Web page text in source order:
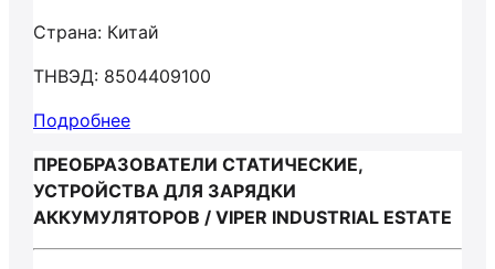
Страна: Китай
ТНВЭД: 8504409100
Подробнее
ПРЕОБРАЗОВАТЕЛИ СТАТИЧЕСКИЕ,
УСТРОЙСТВА ДЛЯ ЗАРЯДКИ
АККУМУЛЯТОРОВ / VIPER INDUSTRIAL ESTATE